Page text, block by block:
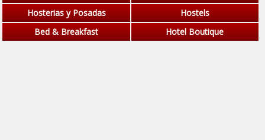
Hosterias y Posadas
Hostels
Bed & Breakfast
Hotel Boutique